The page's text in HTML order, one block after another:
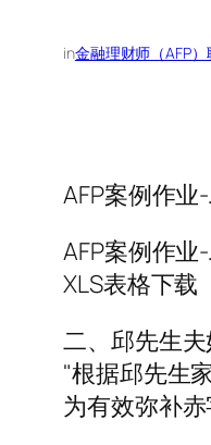
in金融理财师（AFP
AFP案例作
AFP案例作
XLS表格下载
二、邱先生
"根据邱先生
为有效弥补